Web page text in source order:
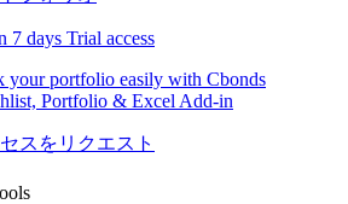
7 days Trial access
your portfolio easily with Cbonds
Portfolio & Excel Add-in
スをリクエスト